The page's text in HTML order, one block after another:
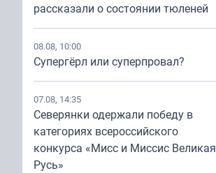
рассказали о состоянии тюленей
08.08, 10:00
Супергёрл или суперпровал?
07.08, 14:35
Северянки одержали победу в
категориях всероссийского
конкурса «Мисс и Миссис Великая
Русь»